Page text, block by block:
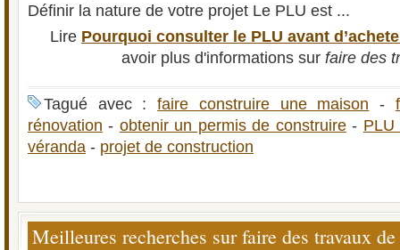
Définir la nature de votre projet Le PLU est ...
Lire Pourquoi consulter le PLU avant
avoir plus d'informations sur faire des
Tagué avec :faire construire une maison -
rénovation - obtenir un permis de construire- PLU
véranda - projet de construction
Meilleures recherches sur faire des travaux